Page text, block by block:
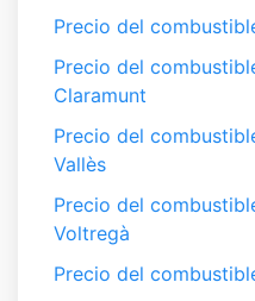
Precio del
Precio del
Claramunt
Precio del
Vallès
Precio del
Voltregà
Precio del